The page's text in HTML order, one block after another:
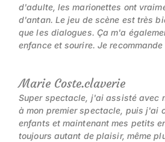
d'adulte, les marionettes ont
d'antan. Le jeu de scène est très
que les dialogues. Ça m'a
enfance et sourire. Je recommande
Marie Coste.claverie
Super spectacle, j'ai assisté avec
à mon premier spectacle, puis j'ai
enfants et maintenant mes petits
toujours autant de plaisir, même